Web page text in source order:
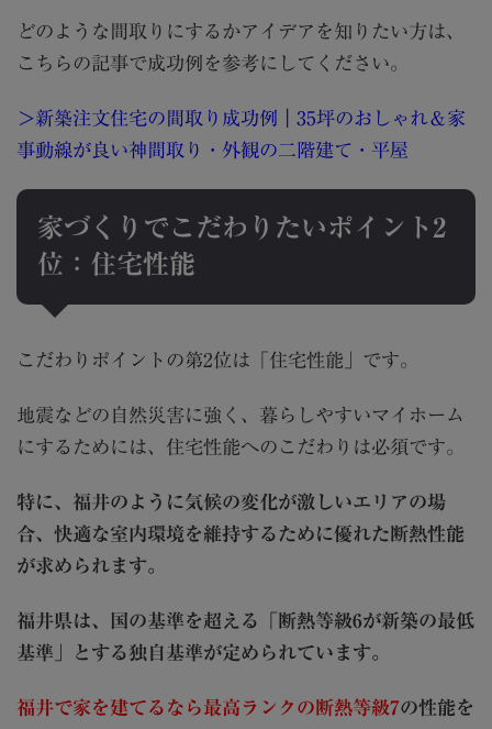
どのような間取りにするかアイデアを知りたい方は、
こちらの記事で成功例を参考にしてください。
＞新築注文住宅の間取り成功例｜35坪のおしゃれ＆家
事動線が良い神間取り・外観の二階建て・平屋
家づくりでこだわりたいポイント2
位：住宅性能
こだわりポイントの第2位は「住宅性能」です。
地震などの自然災害に強く、暮らしやすいマイホーム
にするためには、住宅性能へのこだわりは必須です。
特に、福井のように気候の変化が激しいエリアの場
合、快適な室内環境を維持するために優れた断熱性能
が求められます。
福井県は、国の基準を超える「断熱等級6が新築の最低
基準」とする独自基準が定められています。
福井で家を建てるなら最高ランクの断熱等級7の性能を